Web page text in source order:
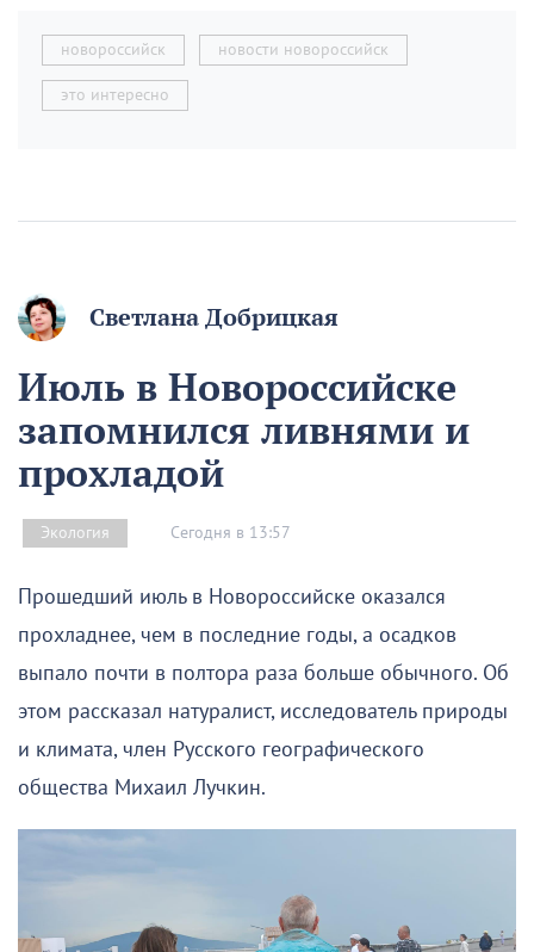
новороссийск новости новороссийск
это интересно
Светлана Добрицкая
Июль в Новороссийске
запомнился ливнями и
прохладой
Экология Сегодня в 13:57
Прошедший июль в Новороссийске оказался
прохладнее, чем в последние годы, а осадков
выпало почти в полтора раза больше обычного. Об
этом рассказал натуралист, исследователь природы
и климата, член Русского географического
общества Михаил Лучкин.